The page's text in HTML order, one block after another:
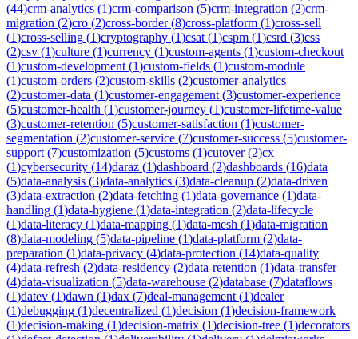
(44)crm-analytics (1)crm-comparison (5)crm-integration (2)crm-
migration (2)cro (2)cross-border(8)cross-platform (1)cross-sell
(1)cross-selling (1)cryptography (1)csat (1)cspm (1)csrd (3)css
(2)csv (1)culture (1)currency (1)custom-agents (1)custom-checkout
(1)custom-development (1)custom-fields (1)custom-module
(1)custom-orders (2)custom-skills (2)customer-analytics
(2)customer-data (1)customer-engagement (3)customer-experience
(5)customer-health (1)customer-journey (1)customer-lifetime-value
(3)customer-retention (5)customer-satisfaction (1)customer-
segmentation (2)customer-service (7)customer-success (5)customer-
support (7)customization (5)customs (1)cutover(2)cx
(1)cybersecurity (14)daraz (1)dashboard (2)dashboards (16)data
(5)data-analysis (3)data-analytics (3)data-cleanup (2)data-driven
(3)data-extraction (2)data-fetching (1)data-governance (1)data-
handling (1)data-hygiene (1)data-integration (2)data-lifecycle
(1)data-literacy (1)data-mapping (1)data-mesh (1)data-migration
(8)data-modeling (5)data-pipeline (1)data-platform (2)data-
preparation (1)data-privacy (4)data-protection (14)data-quality
(4)data-refresh (2)data-residency (2)data-retention (1)data-transfer
(4)data-visualization (5)data-warehouse (2)database (7)dataflows
(1)datev (1)dawn (1)dax (7)deal-management (1)dealer
(1)debugging (1)decentralized (1)decision (1)decision-framework
(1)decision-making (1)decision-matrix (1)decision-tree (1)decorators